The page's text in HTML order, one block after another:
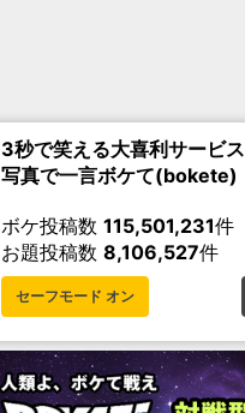
3秒で笑える大喜利サービス
写真で一言ボケて(bokete)
ボケ投稿数 115,501,231件
お題投稿数 8,106,527件
セーフモード オン